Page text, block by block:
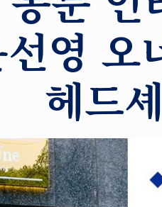
영 오
헤드